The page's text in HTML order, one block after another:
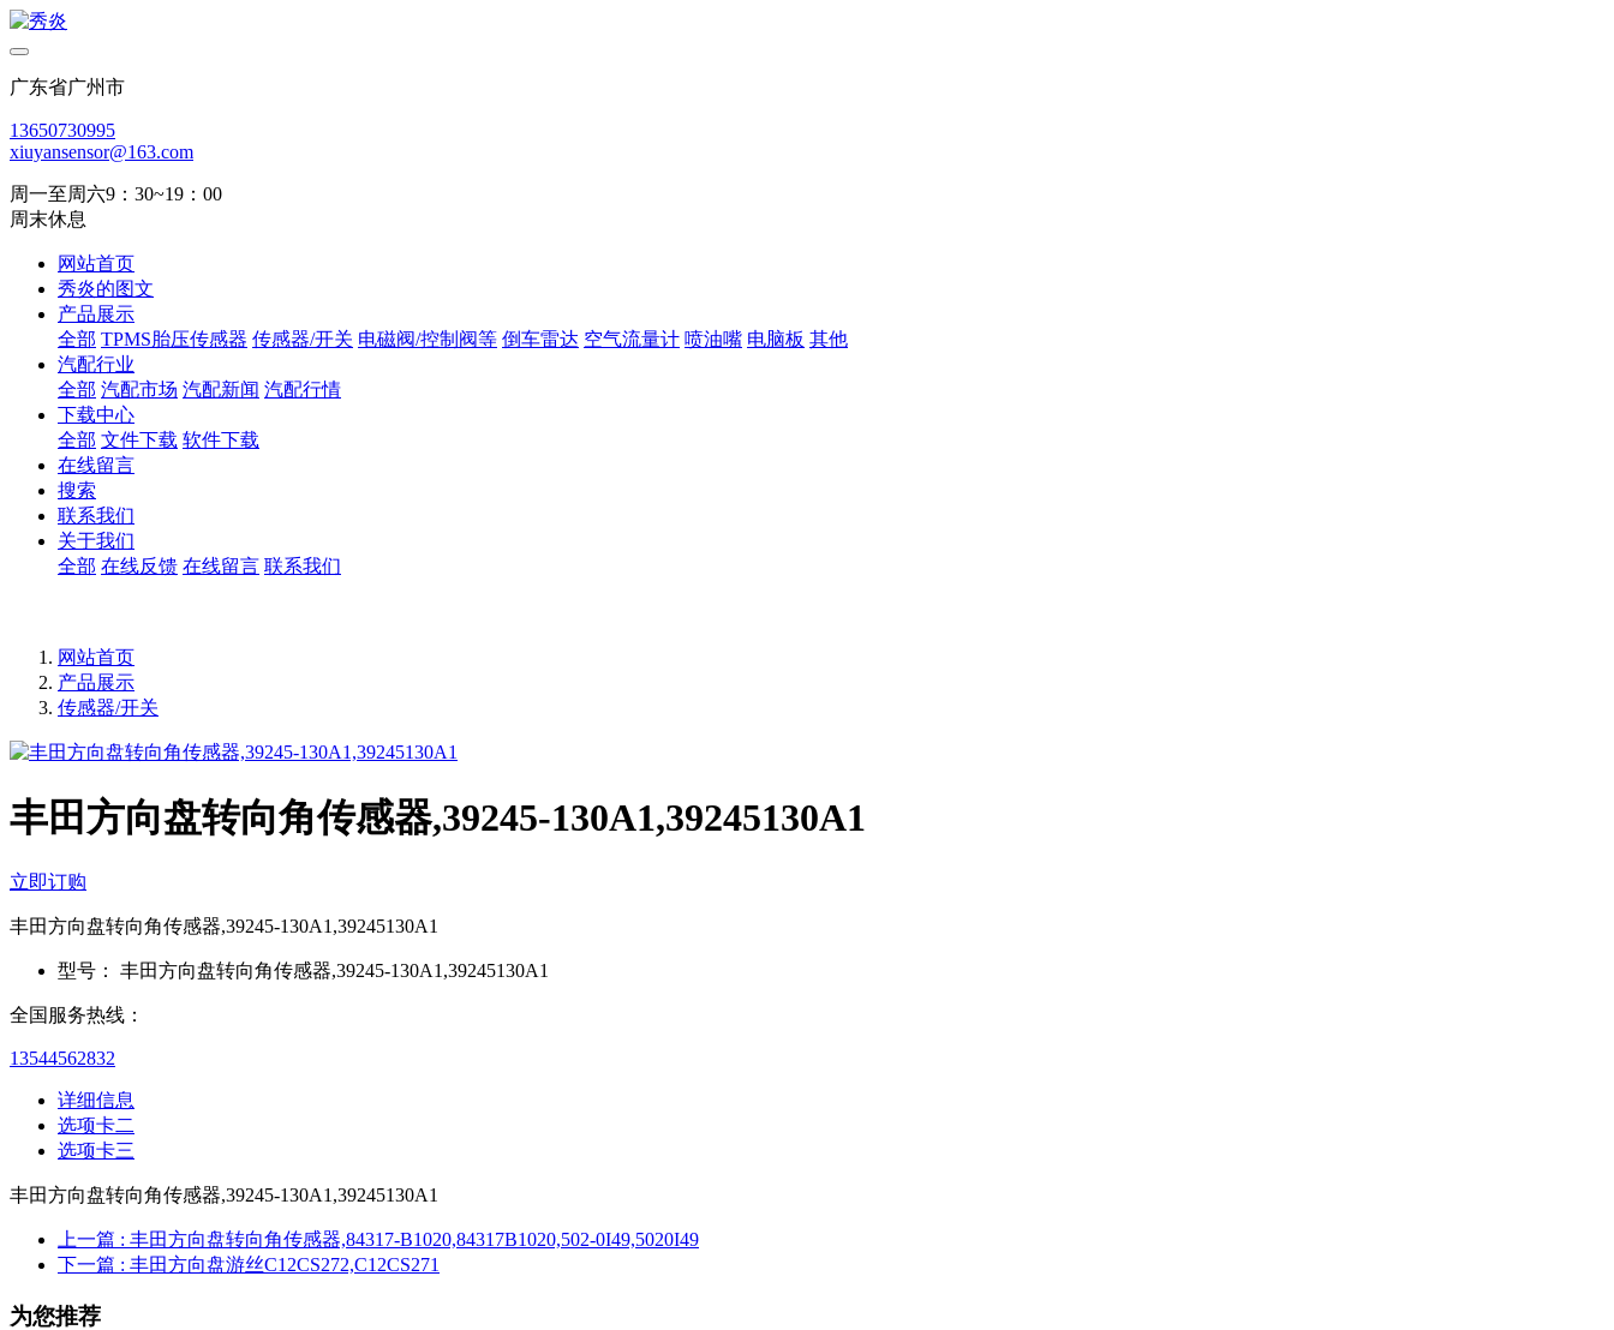
广东省广州市
13650730995
xiuyansensor@163.com
周一至周六9：30~19：00
周末休息
网站首页
秀炎的图文
产品展示
全部 TPMS胎压传感器 传感器/开关 电磁阀/控制阀等 倒车雷达 空气流量计 喷油嘴 电脑板 其他
汽配行业
全部 汽配市场 汽配新闻 汽配行情
下载中心
全部 文件下载 软件下载
在线留言
搜索
联系我们
关于我们
全部 在线反馈 在线留言 联系我们
网站首页
产品展示
传感器/开关
丰田方向盘转向角传感器,39245-130A1,39245130A1
立即订购
丰田方向盘转向角传感器,39245-130A1,39245130A1
型号： 丰田方向盘转向角传感器,39245-130A1,39245130A1
全国服务热线：
13544562832
详细信息
选项卡二
选项卡三
丰田方向盘转向角传感器,39245-130A1,39245130A1
上一篇 : 丰田方向盘转向角传感器,84317-B1020,84317B1020,502-0I49,5020I49
下一篇 : 丰田方向盘游丝C12CS272,C12CS271
为您推荐